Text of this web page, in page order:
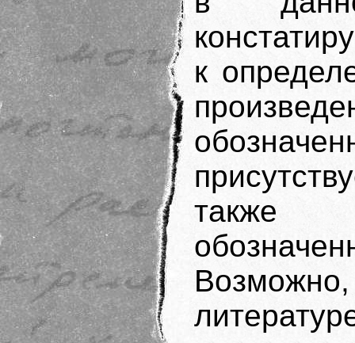
к
также